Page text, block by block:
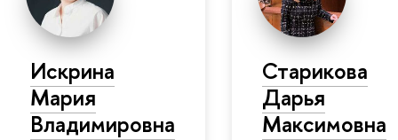
Искрина
Мария
Владимировна
Старикова
Дарья
Максимовна